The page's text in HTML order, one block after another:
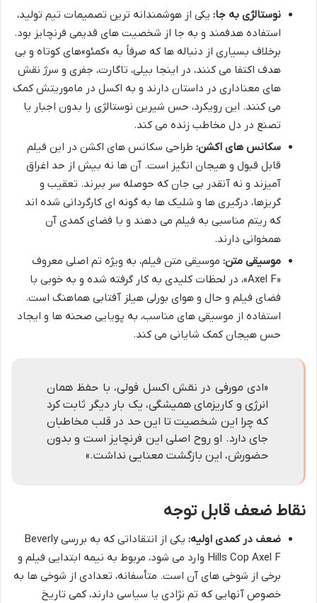
نوستالژی به جا: یکی از هوشمندانه ترین تصمیمات تیم تولید،
استفاده هدفمند و به جا از شخصیت های قدیمی فرنچایز بود.
برخلاف بسیاری از دنباله ها که صرفاً به «کمئو»های کوتاه و بی
هدف اکتفا می کنند، در اینجا بیلی، تاگارت، جفری و سرژ نقش
های معناداری در داستان دارند و به اکسل در ماموریتش کمک
می کنند. این رویکرد، حس شیرین نوستالژی را بدون اجبار یا
تصنع در دل مخاطب زنده می کند.
سکانس های اکشن: طراحی سکانس های اکشن در این فیلم
قابل قبول و هیجان انگیز است. آن ها نه بیش از حد اغراق
آمیزند و نه آنقدر بی جان که حوصله سر ببرند. تعقیب و
گریزها، درگیری ها و شلیک ها به گونه ای کارگردانی شده اند
که ریتم مناسبی به فیلم می دهند و با فضای کمدی آن
همخوانی دارند.
موسیقی متن: موسیقی متن فیلم، به ویژه تم اصلی معروف
«Axel F»، در لحظات کلیدی به کار گرفته شده و به خوبی با
فضای فیلم و حال و هوای بورلی هیلز آفتابی هماهنگ است.
استفاده از موسیقی های مناسب، به پویایی صحنه ها و ایجاد
حس هیجان کمک شایانی می کند.
«ادی مورفی در نقش اکسل فولی، با حفظ همان
انرژی و کاریزمای همیشگی، یک بار دیگر ثابت کرد
که چرا این شخصیت تا این حد در قلب مخاطبان
جای دارد. او روح اصلی این فرنچایز است و بدون
حضورش، این بازگشت معنایی نداشت.»
نقاط ضعف قابل توجه
ضعف در کمدی اولیه:
یکی از انتقاداتی که به بررسی Beverly
Hills Cop Axel F وارد می شود، مربوط به نیمه ابتدایی فیلم و
برخی از شوخی های آن است. متأسفانه، تعدادی از شوخی ها به
خصوص آنهایی که تم نژادی یا سیاسی دارند، کمی تاریخ